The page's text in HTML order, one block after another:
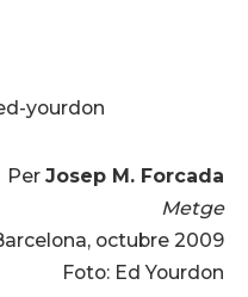
Per Josep M. Forcada
Metge
octubre 2009
Foto: Ed Yourdon